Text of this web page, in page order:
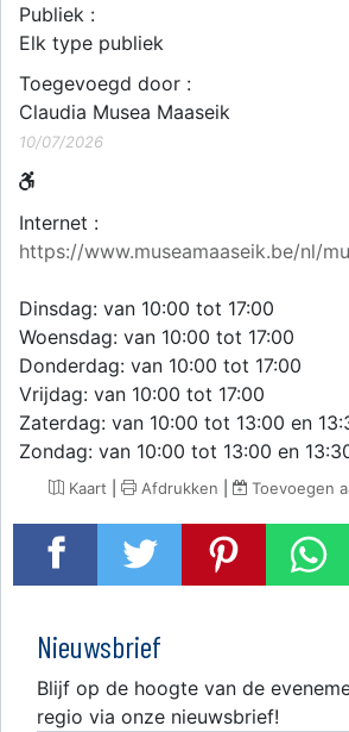
Publiek :
Elk type publiek
Toegevoegd door :
Claudia Musea Maaseik
10/07/2026
Internet :
https://www.museamaaseik.be/nl/
Dinsdag: van 10:00 tot 17:00
Woensdag: van 10:00 tot 17:00
Donderdag: van 10:00 tot 17:00
Vrijdag: van 10:00 tot 17:00
Zaterdag: van 10:00 tot 13:00 en
Zondag: van 10:00 tot 13:00 en
Kaart | Afdrukken | Toevoegen
Nieuwsbrief
Blijf op de hoogte van de
regio via onze nieuwsbrief!